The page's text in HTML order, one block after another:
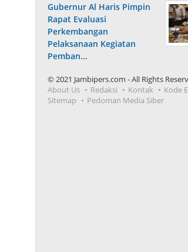
Gubernur Al Haris Pimpin
Rapat Evaluasi
Perkembangan
Pelaksanaan Kegiatan
Pemban…
© 2021 Jambipers.com - All Rights
About Us
Redaksi Kontak
Kode
Sitemap
Pedoman Media Siber